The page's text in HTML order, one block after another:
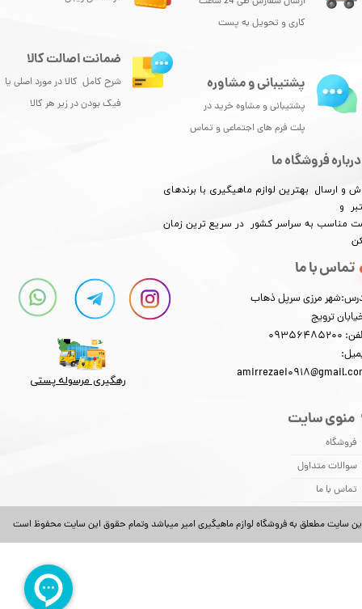
★ ★★
★★
سایت مطعلق به فروشگاه لوازم ماهیگیری امیر میباشد وتمام حقوق این سایت محفوظ است
کاری و تحویل به پست
درباره فروشگاه ما
و ارسال بهترین لوازم ماهیگیری با برندهای
و
مناسب به سراسر کشور در سریع ترین زمان
منوی سایت
فروشگاه
سوالات متداول
تماس با ما
تماس با ما
مرزی سرپل ذهاب
ترویج
پشتیبانی و مشاوره
پشتیبانی و مشاوه خرید در
پلت فرم های اجتماعی و تماس
ضمانت اصالت کالا
شرح کامل کالا در مورد اصلی یا
فیک بودن در زیر هر کالا
رهگیری مرسوله پستی​​​​​​​